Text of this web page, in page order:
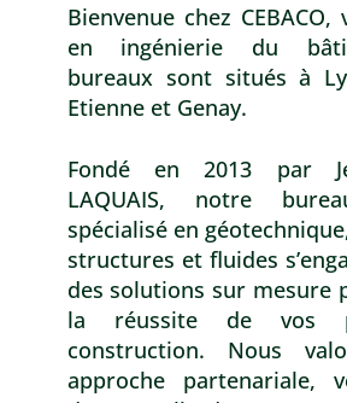
Bienvenue chez
en ingénierie du
bureaux sont situés à
Etienne et Genay.
Fondé en 2013 par
LAQUAIS, notre
spécialisé en
structures et fluides
des solutions sur mesure
la réussite de vos
construction. Nous
approche partenariale,